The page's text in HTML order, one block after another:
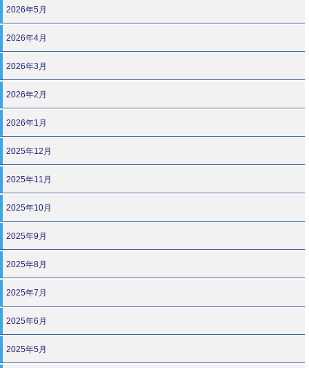
2026年5月
2026年4月
2026年3月
2026年2月
2026年1月
2025年12月
2025年11月
2025年10月
2025年9月
2025年8月
2025年7月
2025年6月
2025年5月